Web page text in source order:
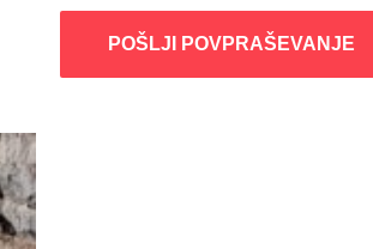
POŠLJI POVPRAŠEVANJE